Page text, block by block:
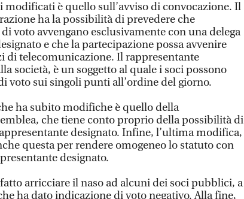
è quello sull’avviso di convocazione. Il
ha la possibilità di prevedere che
voto avvengano esclusivamente con una delega
e che la partecipazione possa avvenire
di telecomunicazione. Il rappresentante
società, è un soggetto al quale i soci possono
voto sui singoli punti all’ordine del giorno.
ha subito modifiche è quello della
che tiene conto proprio della possibilità di
designato. Infine, l’ultima modifica,
questa per rendere omogeneo lo statuto con
designato.
arricciare il naso ad alcuni dei soci pubblici, a
ha dato indicazione di voto negativo. Alla fine,